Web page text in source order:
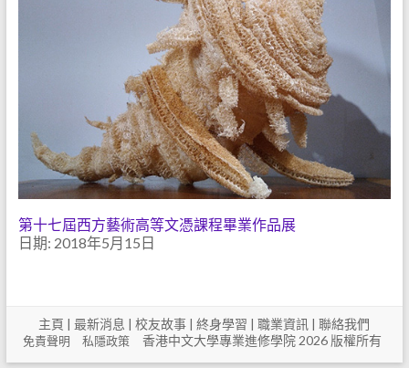
第十七屆西方藝術高等文憑課程畢業作品展
日期: 2018年5月15日
主頁 |最新消息 |校友故事 |終身學習 |職業資訊 |聯絡我們
免責聲明 私隱政策 香港中文大學專業進修學院 2026 版權所有